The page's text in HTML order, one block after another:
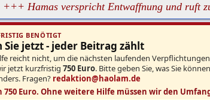
verspricht Entwaffnung und ruft zugleich
BENÖTIGT
Sie jetzt - jeder Beitrag zählt
reicht nicht, um die nächsten laufenden
jetzt kurzfristig 750 Euro. Bitte geben Sie, was Sie
Fragen? redaktion@haolam.de
750 Euro. Ohne weitere Hilfe müssen wir den